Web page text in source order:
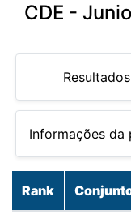
CDE -
Resultados
Informações da
Rank